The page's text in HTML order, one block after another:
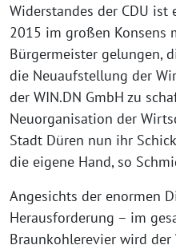
Widerstandes der CDU ist
2015 im großen Konsens
Bürgermeister gelungen,
die Neuaufstellung der
der WIN.DN GmbH zu
Neuorganisation der
Stadt Düren nun ihr
die eigene Hand, so
Angesichts der enormen
Herausforderung – im
Braunkohlerevier wird